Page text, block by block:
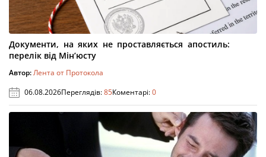
Документи, на яких не проставляється апостиль:
перелік від Мін’юсту
Автор:Лента от Протокола
06.08.2026Переглядів:85Коментарі:0